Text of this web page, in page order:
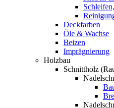
Deckfarben
Öle & Wachse
Beizen
Imprägnierung
Holzbau
Schnittholz